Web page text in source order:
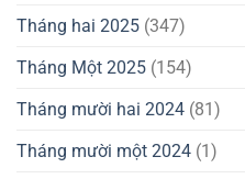
Tháng hai 2025 (347)
Tháng Một 2025 (154)
Tháng mười hai 2024 (81)
Tháng mười một 2024 (1)